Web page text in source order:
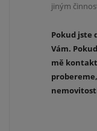
jiným
Pokud jste
Vám.
mě